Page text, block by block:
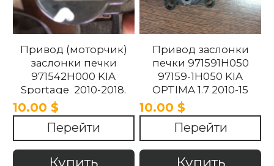
Привод (моторчик)
заслонки печки
971542H000 KIA
Sportage 2010-2018.
10.00 $
Перейти
Купить
Привод заслонки
печки 971591H050
97159-1H050 KIA
OPTIMA 1.7 2010-15
10.00 $
Перейти
Купить